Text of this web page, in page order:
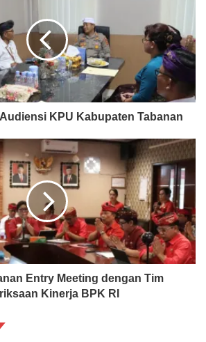
KPU Kabupaten Tabanan
Entry Meeting dengan Tim
Kinerja BPK RI